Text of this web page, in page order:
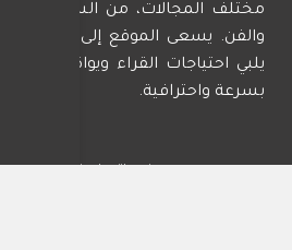
مختلف المجالات، من السياسة
والفن. يسعى الموقع إلى تقديم
يلبي احتياجات القراء ويواكب
بسرعة واحترافية.